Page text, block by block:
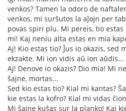
venkos? Tamen la odoro de
venkos, mi surŝutos la aĵojn per
povas spiri plu. Mi pereis, tio estas
mi! Kaj neniu alta estas en mia
Aj! Kio estas tio? Ĵus io okazis, sed
ekzakte. Mi ion vidis aŭ ion aŭdis...
Aj! Denove io okazis? Dio mia! Mi
ŝajne, mortas...
Sed kio estas tio? Kial mi kantas?
kie estas la kofro? Kial mi vidas
Mi ŝajne kuŝas sur la planko! Kaj